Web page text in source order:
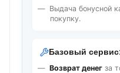
Выдача бонусной
покупку.
Базовый
Возврат денег за